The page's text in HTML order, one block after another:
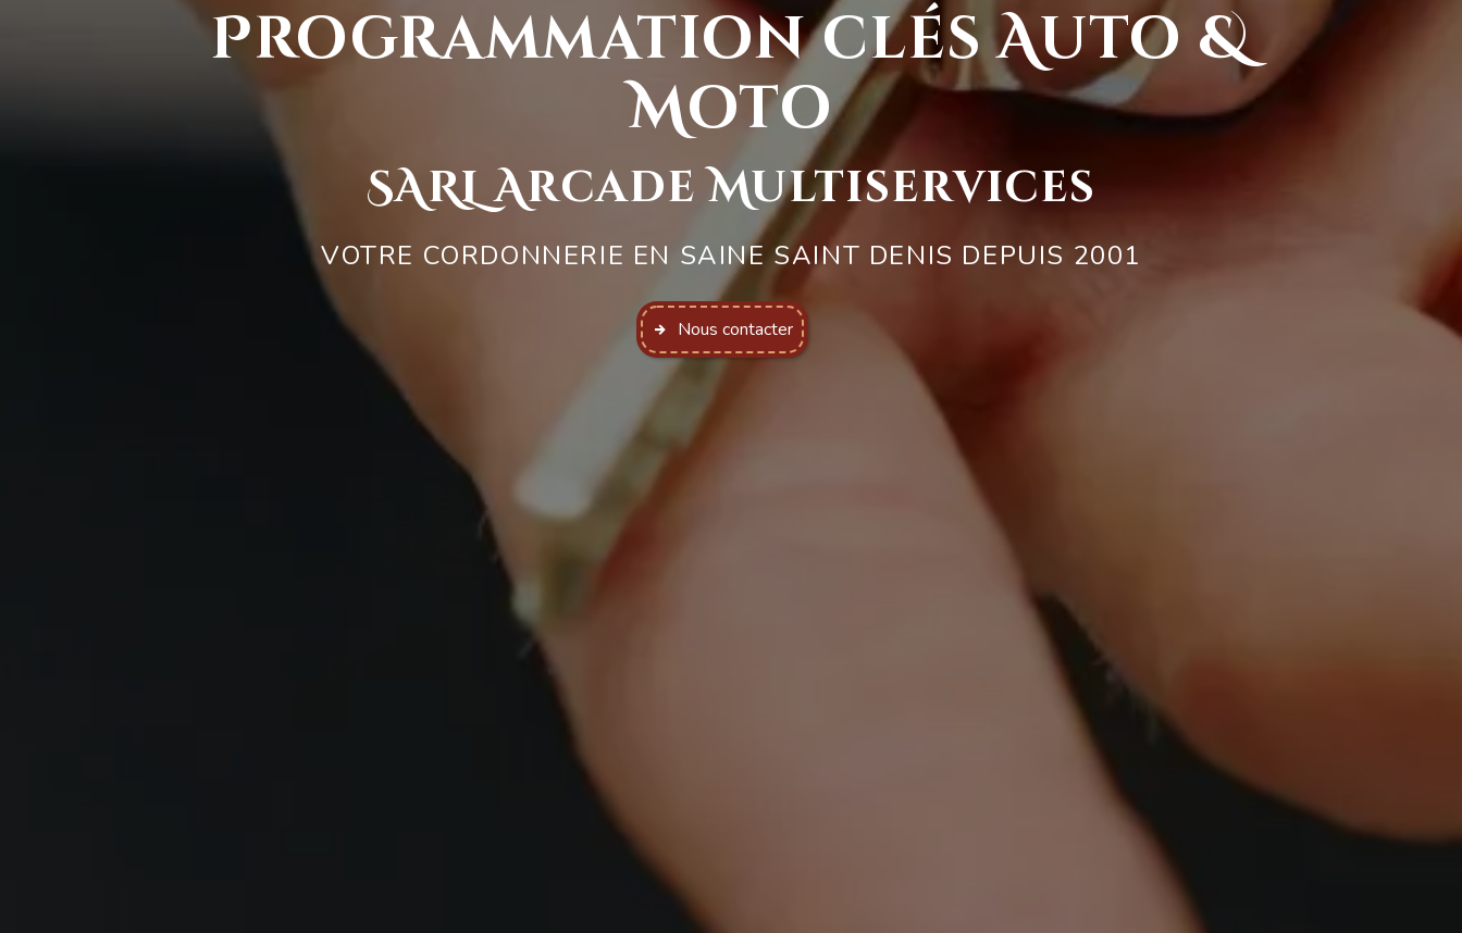
Programmation clés Auto &
Moto
SARL Arcade Multiservices
VOTRE CORDONNERIE EN SAINE SAINT DENIS DEPUIS 2001
Nous contacter